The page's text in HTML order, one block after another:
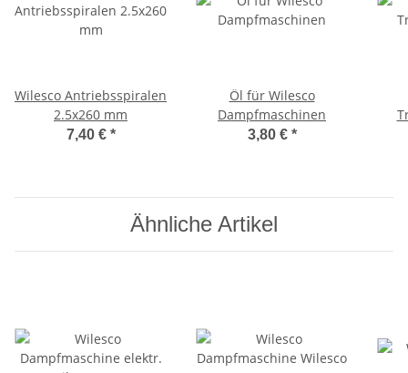
Wilesco Antriebsspiralen
2.5x260 mm
7,40 € *
Öl für Wilesco
Dampfmaschinen
3,80 € *
Ähnliche Artikel